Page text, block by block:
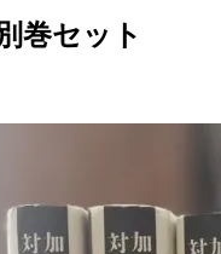
巻セット